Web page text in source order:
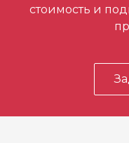
стоимость и